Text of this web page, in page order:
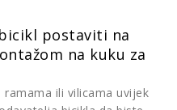
postaviti na
na kuku za
ili vilicama uvijek